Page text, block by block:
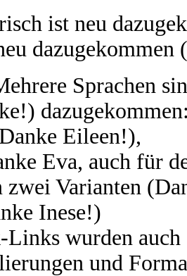
ist neu
dazugekommen
Sprachen
Eileen!),
Eva, auch für
zwei Varianten
Inese!)
Links wurden
und